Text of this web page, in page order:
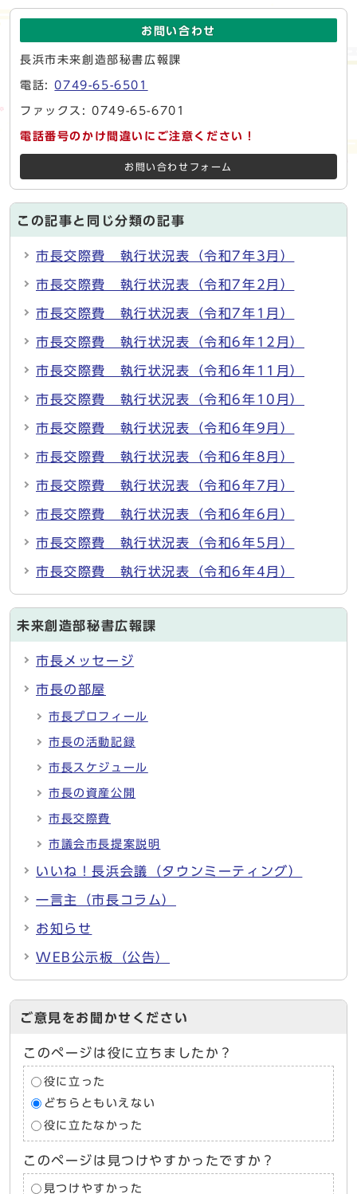
お問い合わせ
長浜市未来創造部秘書広報課
電話:0749-65-6501
ファックス: 0749-65-6701
電話番号のかけ間違いにご注意ください！
お問い合わせフォーム
この記事と同じ分類の記事
市長交際費 執行状況表（令和7年3月）
市長交際費 執行状況表（令和7年2月）
市長交際費 執行状況表（令和7年1月）
市長交際費 執行状況表（令和6年12月）
市長交際費 執行状況表（令和6年11月）
市長交際費 執行状況表（令和6年10月）
市長交際費 執行状況表（令和6年9月）
市長交際費 執行状況表（令和6年8月）
市長交際費 執行状況表（令和6年7月）
市長交際費 執行状況表（令和6年6月）
市長交際費 執行状況表（令和6年5月）
市長交際費 執行状況表（令和6年4月）
未来創造部秘書広報課
市長メッセージ
市長の部屋
市長プロフィール
市長の活動記録
市長スケジュール
市長の資産公開
市長交際費
市議会市長提案説明
いいね！長浜会議（タウンミーティング）
一言主（市長コラム）
お知らせ
WEB公示板（公告）
ご意見をお聞かせください
このページは役に立ちましたか？
役に立った
どちらともいえない
役に立たなかった
このページは見つけやすかったですか？
見つけやすかった